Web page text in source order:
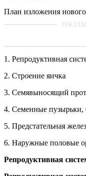
План изложения
1. Репродуктивная
2. Строение яичка
3. Семявыносящий
4. Семенные пузырьки,
5. Предстательная
6. Наружные половые
Репродуктивная